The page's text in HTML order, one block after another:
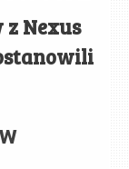
Nexus